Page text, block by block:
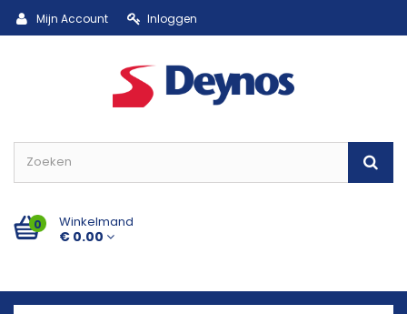
Mijn Account Inloggen
0 Winkelmand
€ 0.00